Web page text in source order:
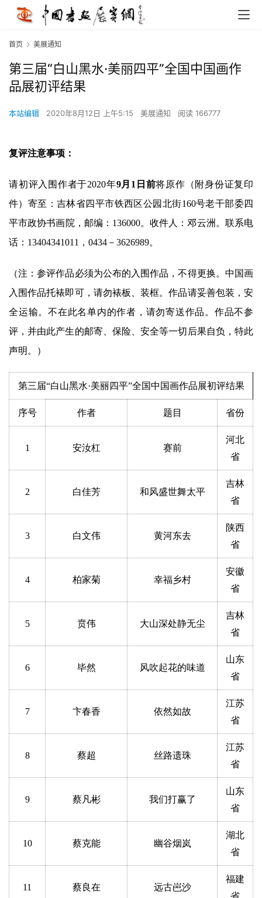
首页 美展通知
第三届“白山黑水·美丽四平”全国中国画作
品展初评结果
本站编辑 2020年8月12日 上午5:15 美展通知 阅读 166777
复评注意事项：
请初评入围作者于2020年9月1日前将原作（附身份证复印
件）寄至：吉林省四平市铁西区公园北街160号老干部委四
平市政协书画院，邮编：136000。收件人：邓云洲。联系电
话：13404341011，0434－3626989。
（注：参评作品必须为公布的入围作品，不得更换。中国画
入围作品托裱即可，请勿裱板、装框。作品请妥善包装，安
全运输。不在此名单内的作者，请勿寄送作品。作品不参
评，并由此产生的邮寄、保险、安全等一切后果自负，特此
声明。）
第三届“白山黑水·美丽四平”全国中国画作品展初评结果
序号 作者 题目 省份
1 安汝杠 赛前
河北
省
2 白佳芳 和风盛世舞太平
吉林
省
3 白文伟 黄河东去
陕西
省
4 柏家菊 幸福乡村
安徽
省
5 贲伟 大山深处静无尘
吉林
省
6 毕然 风吹起花的味道
山东
省
7 卞春香 依然如故
江苏
省
8 蔡超 丝路遗珠
江苏
省
9 蔡凡彬 我们打赢了
山东
省
10 蔡克能 幽谷烟岚
湖北
省
11 蔡良在 远古岜沙
福建